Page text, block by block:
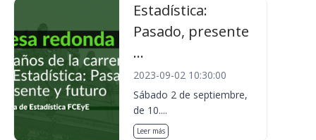
Estadística:
Pasado, presente
...
2023-09-02 10:30:00
Sábado 2 de septiembre,
de 10....
Leer más